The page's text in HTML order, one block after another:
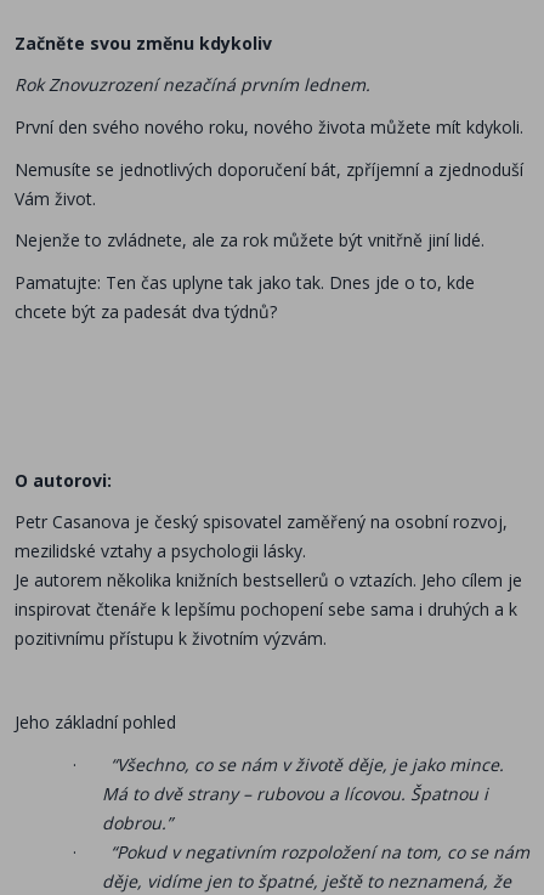
Začněte svou změnu kdykoliv
Rok Znovuzrození nezačíná prvním lednem.
První den svého nového roku, nového života můžete mít kdykoli.
Nemusíte se jednotlivých doporučení bát, zpříjemní a zjednoduší
Vám život.
Nejenže to zvládnete, ale za rok můžete být vnitřně jiní lidé.
Pamatujte: Ten čas uplyne tak jako tak. Dnes jde o to, kde
chcete být za padesát dva týdnů?
O autorovi:
Petr Casanova je český spisovatel zaměřený na osobní rozvoj,
mezilidské vztahy a psychologii lásky.
Je autorem několika knižních bestsellerů o vztazích. Jeho cílem je
inspirovat čtenáře k lepšímu pochopení sebe sama i druhých a k
pozitivnímu přístupu k životním výzvám.
Jeho základní pohled
·
“Všechno, co se nám v životě děje, je jako mince.
Má to dvě strany – rubovou a lícovou. Špatnou i
dobrou.”
·
“Pokud v negativním rozpoložení na tom, co se nám
děje, vidíme jen to špatné, ještě to neznamená, že